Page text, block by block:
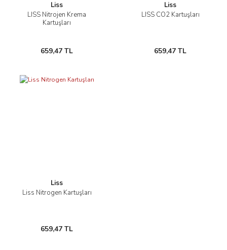
Liss
LISS Nitrojen Krema
Kartuşları
659,47 TL
Liss
LISS CO2 Kartuşları
659,47 TL
Liss
Liss Nitrogen Kartuşları
659,47 TL